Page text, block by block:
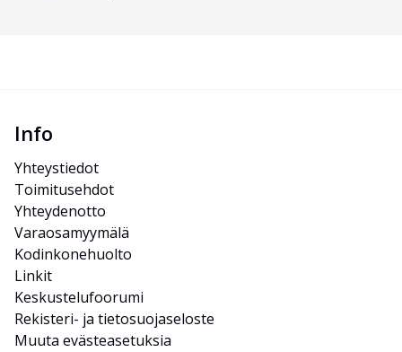
Info
Yhteystiedot
Toimitusehdot
Yhteydenotto
Varaosamyymälä
Kodinkonehuolto
Linkit
Keskustelufoorumi
Rekisteri- ja tietosuojaseloste
Muuta evästeasetuksia